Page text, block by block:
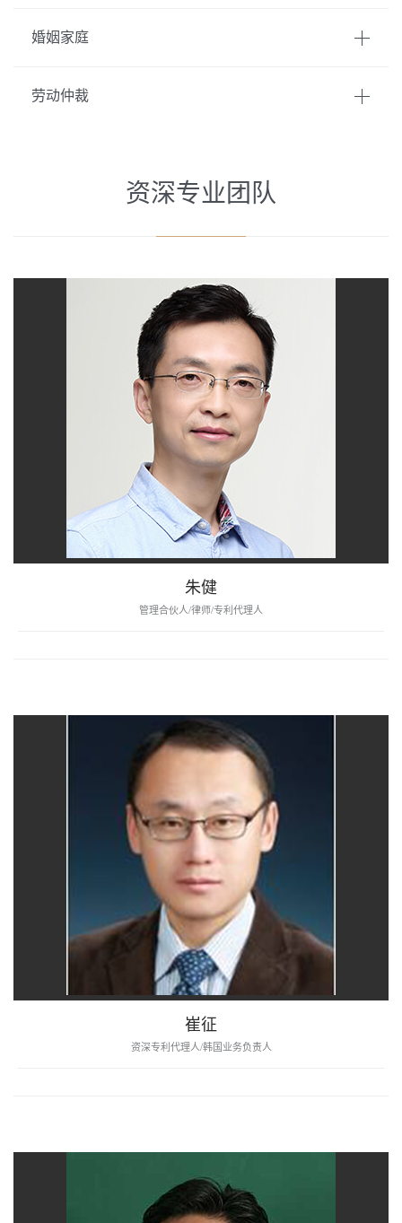
婚姻家庭
劳动仲裁
资深专业团队
朱健
管理合伙人/律师/专利代理人
崔征
资深专利代理人/韩国业务负责人